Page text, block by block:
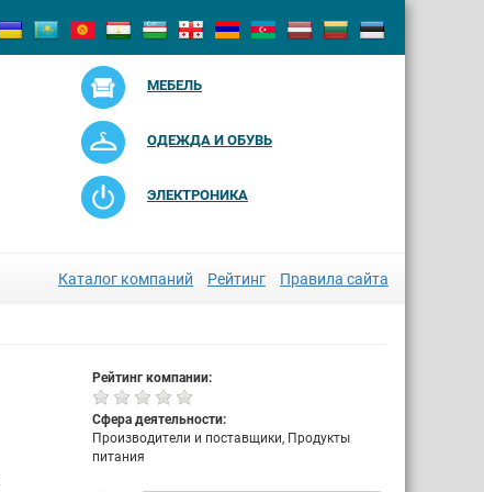
МЕБЕЛЬ
ОДЕЖДА И ОБУВЬ
ЭЛЕКТРОНИКА
Каталог компаний Рейтинг Правила сайта
Рейтинг компании:
Сфера деятельности:
Производители и поставщики, Продукты
питания